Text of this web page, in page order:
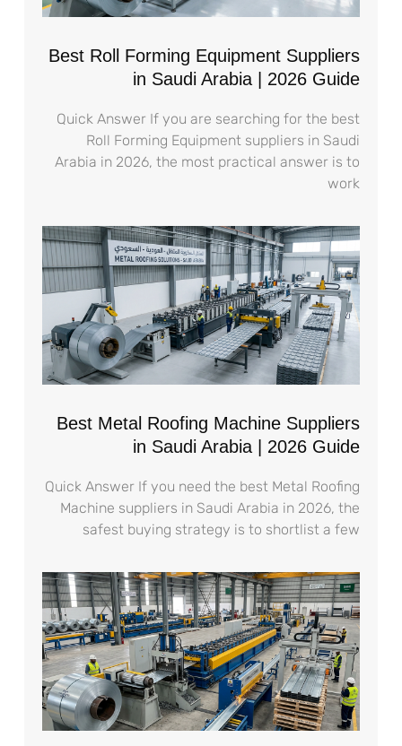
Best Roll Forming Equipment Suppliers
in Saudi Arabia | 2026 Guide
Quick Answer If you are searching for the best
Roll Forming Equipment suppliers in Saudi
Arabia in 2026, the most practical answer is to
work
Best Metal Roofing Machine Suppliers
in Saudi Arabia | 2026 Guide
Quick Answer If you need the best Metal Roofing
Machine suppliers in Saudi Arabia in 2026, the
safest buying strategy is to shortlist a few